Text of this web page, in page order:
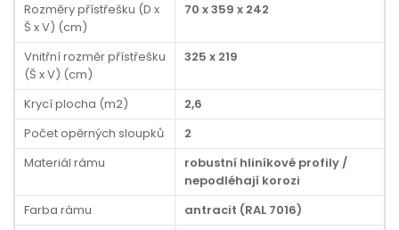
Rozměry přístřešku (D x
Š x V) (cm)
70 x 359 x 242
Vnitřní rozměr přístřešku
(Š x V) (cm)
325 x 219
Krycí plocha (m2)
2,6
Počet opěrných sloupků
2
Materiál rámu
robustní hliníkové profily /
nepodléhají korozi
Farba rámu
antracit (RAL 7016)